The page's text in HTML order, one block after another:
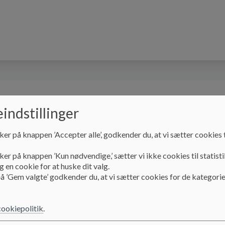
Politikker og retningslinjer Skolens samværsregler
Skolens
-
på knappen ’Accepter alle’, godkender du, at vi sætter
på knappen ’Kun nødvendige,’ sætter vi ikke cookies til
en cookie for at huske dit valg.
’Gem valgte’ godkender du, at vi sætter cookies for de
.